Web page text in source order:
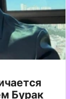
Бурак